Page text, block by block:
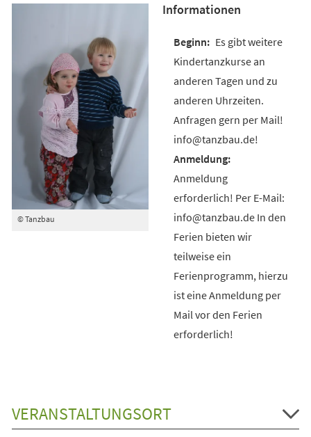
© Tanzbau
Informationen
Es gibt weitere
Kindertanzkurse an
anderen Tagen und zu
anderen Uhrzeiten.
Anfragen gern per Mail!
info@tanzbau.de!
Anmeldung
erforderlich! Per E-Mail:
info@tanzbau.de In den
Ferien bieten wir
teilweise ein
Ferienprogramm, hierzu
ist eine Anmeldung per
Mail vor den Ferien
erforderlich!
VERANSTALTUNGSORT